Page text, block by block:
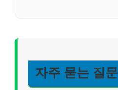
자주 묻는 질문